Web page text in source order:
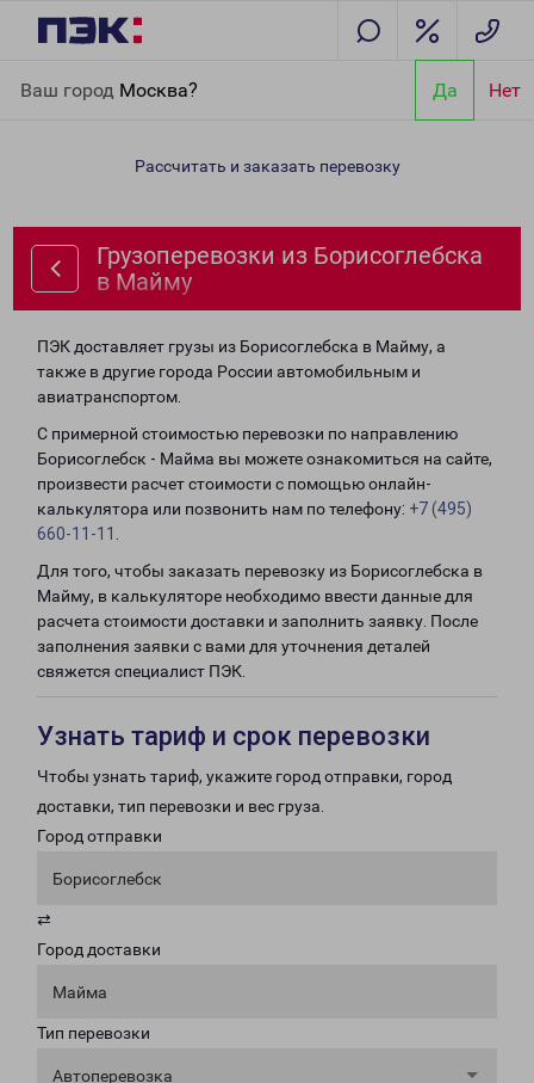
Ваш город Москва? Да Нет
Майму
Рассчитать и заказать перевозку
Грузоперевозки из Борисоглебска
в Майму
ПЭК доставляет грузы из Борисоглебска в Майму, а
также в другие города России автомобильным и
авиатранспортом.
С примерной стоимостью перевозки по направлению
Борисоглебск - Майма вы можете ознакомиться на сайте,
произвести расчет стоимости с помощью онлайн-
калькулятора или позвонить нам по телефону: +7 (495)
660-11-11
Для того, чтобы заказать перевозку из Борисоглебска в
Майму, в калькуляторе необходимо ввести данные для
расчета стоимости доставки и заполнить заявку. После
заполнения заявки с вами для уточнения деталей
свяжется специалист ПЭК.
Узнать тариф и срок перевозки
Чтобы узнать тариф, укажите город отправки, город
доставки, тип перевозки и вес груза.
Город отправки
Борисоглебск
⇄
Город доставки
Майма
Тип перевозки
Автоперевозка